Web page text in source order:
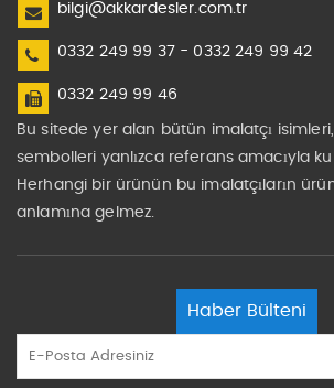
bilgi@akkardesler.com.tr
0332 249 99 37 - 0332 249 99 42
0332 249 99 46
Bu sitede yer alan bütün imalatçı
sembolleri yanlızca referans amacıyla
Herhangi bir ürünün bu imalatçıların
anlamına gelmez.
Haber Bülteni